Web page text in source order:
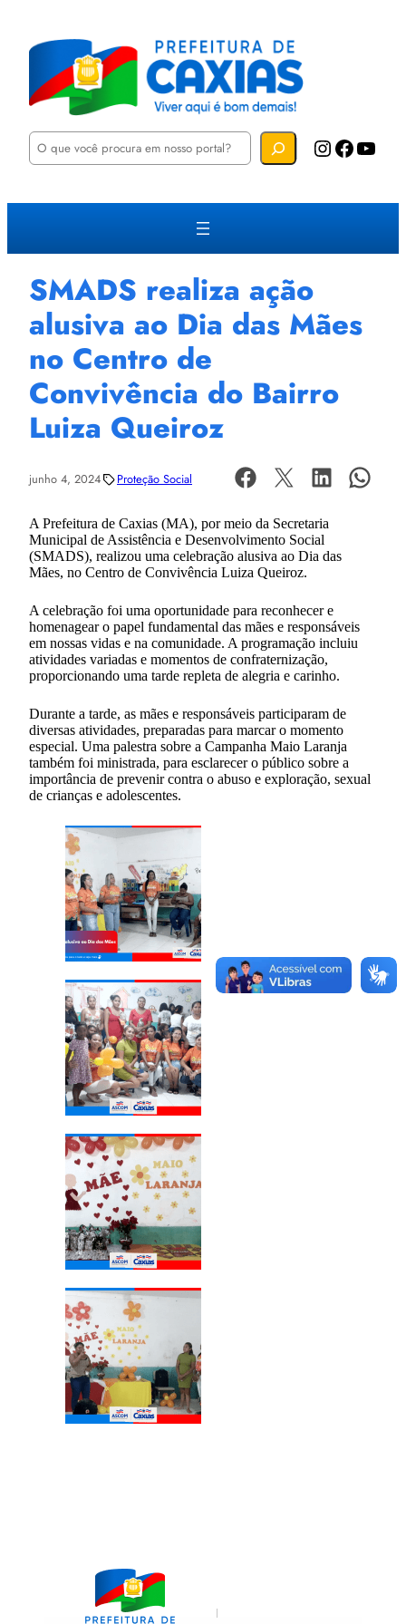
P
u
a
Instagram Facebook YouTube
SMADS realiza ação
alusiva ao Dia das Mães
no Centro de
Convivência do Bairro
Luiza Queiroz
junho 4, 2024 Proteção Social
A Prefeitura de Caxias (MA), por meio da Secretaria
Municipal de Assistência e Desenvolvimento Social
(SMADS), realizou uma celebração alusiva ao Dia das
Mães, no Centro de Convivência Luiza Queiroz.
A celebração foi uma oportunidade para reconhecer e
homenagear o papel fundamental das mães e responsáveis
em nossas vidas e na comunidade. A programação incluiu
atividades variadas e momentos de confraternização,
proporcionando uma tarde repleta de alegria e carinho.
Durante a tarde, as mães e responsáveis participaram de
diversas atividades, preparadas para marcar o momento
especial. Uma palestra sobre a Campanha Maio Laranja
também foi ministrada, para esclarecer o público sobre a
importância de prevenir contra o abuso e exploração, sexual
de crianças e adolescentes.